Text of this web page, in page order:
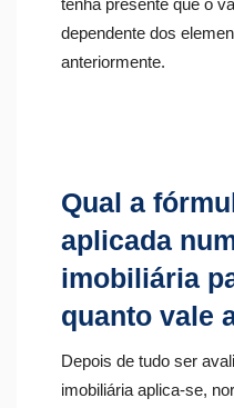
tenha presente que o
dependente dos
anteriormente.
Qual a
aplicada
imobiliária
quanto vale
Depois de tudo ser
imobiliária aplica-se,